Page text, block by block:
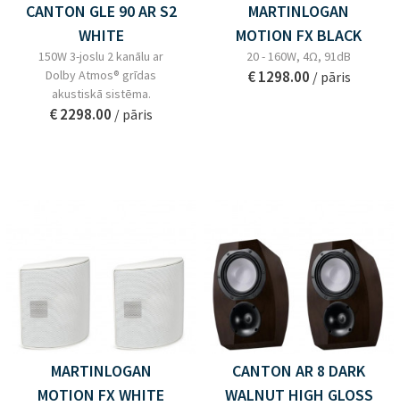
CANTON GLE 90 AR S2
WHITE
150W 3-joslu 2 kanālu ar
Dolby Atmos® grīdas
akustiskā sistēma.
€ 2298.00 / pāris
MARTINLOGAN
MOTION FX BLACK
20 - 160W, 4Ω, 91dB
€ 1298.00 / pāris
MARTINLOGAN
MOTION FX WHITE
CANTON AR 8 DARK
WALNUT HIGH GLOSS